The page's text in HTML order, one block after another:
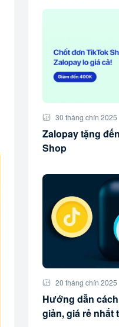
30 tháng chín 2025
Zalopay tặng
Shop
20 tháng chín 2025
Hướng dẫn
giản, giá rẻ nhất